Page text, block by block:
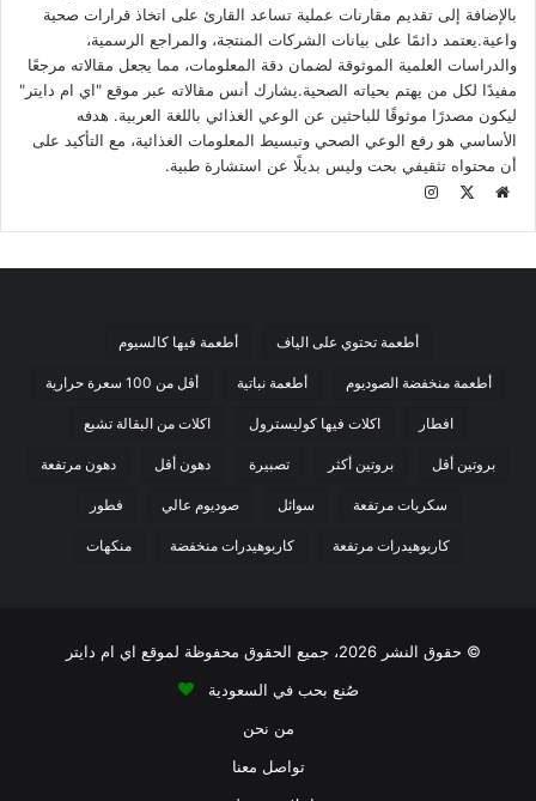
التي تسبب في زيادة الوزن، ناهيك عن أن المنتج أصلًا يحتوي على
نسبة مرتفعة من السكر بمقدار 24 جرام من ضمنهم سكر مضاف
بمقدار 15 جرام.
بوني موكا قهوة مثلجة
بالإضافة إلى تقديم مقارنات عملية تساعد القارئ على اتخاذ قرارات صحية
واعية.يعتمد دائمًا على بيانات الشركات المنتجة، والمراجع الرسمية،
والدراسات العلمية الموثوقة لضمان دقة المعلومات، مما يجعل مقالاته مرجعًا
مفيدًا لكل من يهتم بحياته الصحية.يشارك أنس مقالاته عبر موقع "اي ام دايتر"
ليكون مصدرًا موثوقًا للباحثين عن الوعي الغذائي باللغة العربية. هدفه
الأساسي هو رفع الوعي الصحي وتبسيط المعلومات الغذائية، مع التأكيد على
أن محتواه تثقيفي بحت وليس بديلًا عن استشارة طبية.
ي
ر
م
أطعمة تحتوي على الياف أطعمة فيها كالسيوم
أطعمة منخفضة الصوديوم أطعمة نباتية أقل من 100 سعرة حرارية
افطار اكلات فيها كوليسترول اكلات من البقالة تشبع
بروتين أقل بروتين أكثر تصبيرة دهون أقل دهون مرتفعة
سكريات مرتفعة سوائل صوديوم عالي فطور
كاربوهيدرات مرتفعة كاربوهيدرات منخفضة منكهات
© حقوق النشر 2026، جميع الحقوق محفوظة لموقع اي ام دايتر
صُنع بحب في السعودية
من نحن
تواصل معنا